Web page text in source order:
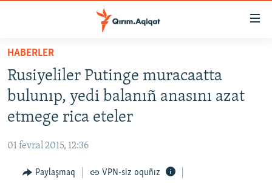
Esas
qaytmaq
Baş
navigatsiyağa
qaytmaq
Qıdıruvğa
HABERLER
SİYASET
İQTİSADİYAT
MEDENİYET
İNSAN AQLARI
HABERLER
Rusiyeliler Putinge muracaatta
bulunıp, yedi balanıñ anasını azat
etmege rica eteler
01 fevral 2015, 12:36
Paylaşmaq VPN-siz oquñız